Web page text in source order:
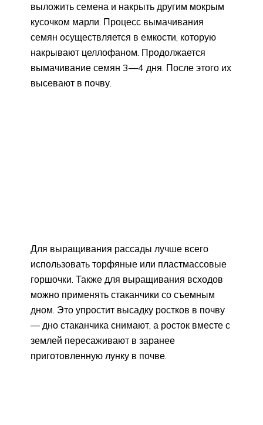
выложить семена и накрыть другим мокрым
кусочком марли. Процесс вымачивания
семян осуществляется в емкости, которую
накрывают целлофаном. Продолжается
вымачивание семян 3—4 дня. После этого их
высевают в почву.
Для выращивания рассады лучше всего
использовать торфяные или пластмассовые
горшочки. Также для выращивания всходов
можно применять стаканчики со съемным
дном. Это упростит высадку ростков в почву
— дно стаканчика снимают, а росток вместе с
землей пересаживают в заранее
приготовленную лунку в почве.